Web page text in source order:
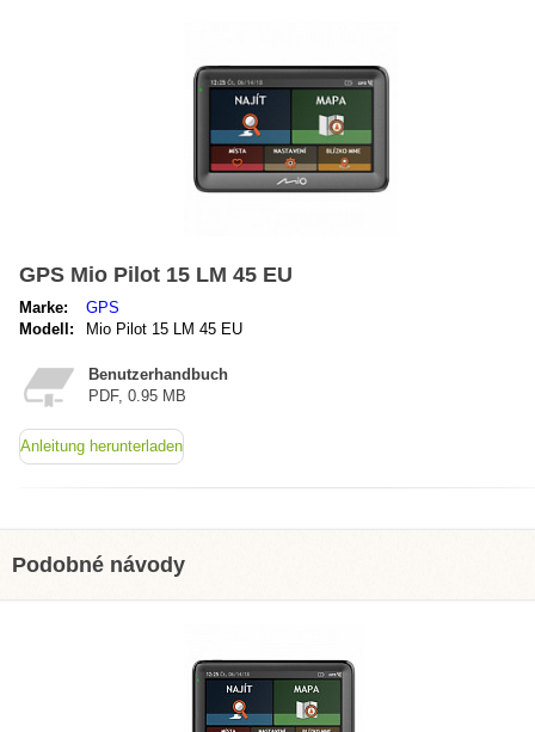
GPS Mio Pilot 15 LM 45 EU
Marke:
GPS
Modell:
Mio Pilot 15 LM 45 EU
Benutzerhandbuch
PDF, 0.95 MB
Anleitung herunterladen
Podobné návody